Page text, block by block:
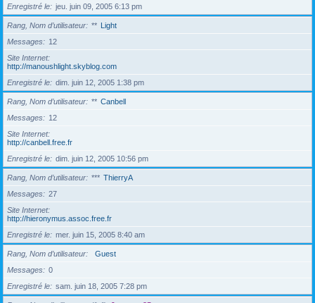
Enregistré le
jeu. juin 09, 2005 6:13 pm
Rang, Nom d’utilisateur ** Light
Messages
12
Site Internet
http://manoushlight.skyblog.com
Enregistré le
dim. juin 12, 2005 1:38 pm
Rang, Nom d’utilisateur ** Canbell
Messages
12
Site Internet
http://canbell.free.fr
Enregistré le
dim. juin 12, 2005 10:56 pm
Rang, Nom d’utilisateur *** ThierryA
Messages
27
Site Internet
http://hieronymus.assoc.free.fr
Enregistré le
mer. juin 15, 2005 8:40 am
Rang, Nom d’utilisateur
Guest
Messages
0
Enregistré le
sam. juin 18, 2005 7:28 pm